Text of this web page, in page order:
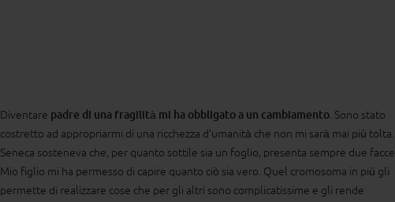
Diventare padre di una fragilità mi ha obbligato a un cambiamento . Sono stato
costretto ad appropriarmi di una ricchezza d’umanità che non mi sarà mai più tolta.
Seneca sosteneva che, per quanto sottile sia un foglio, presenta sempre due facce.
Mio figlio mi ha permesso di capire quanto ciò sia vero. Quel cromosoma in più gli
permette di realizzare cose che per gli altri sono complicatissime e gli rende